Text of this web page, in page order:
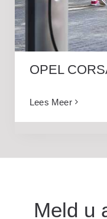
OPEL
Lees Meer
Meld u